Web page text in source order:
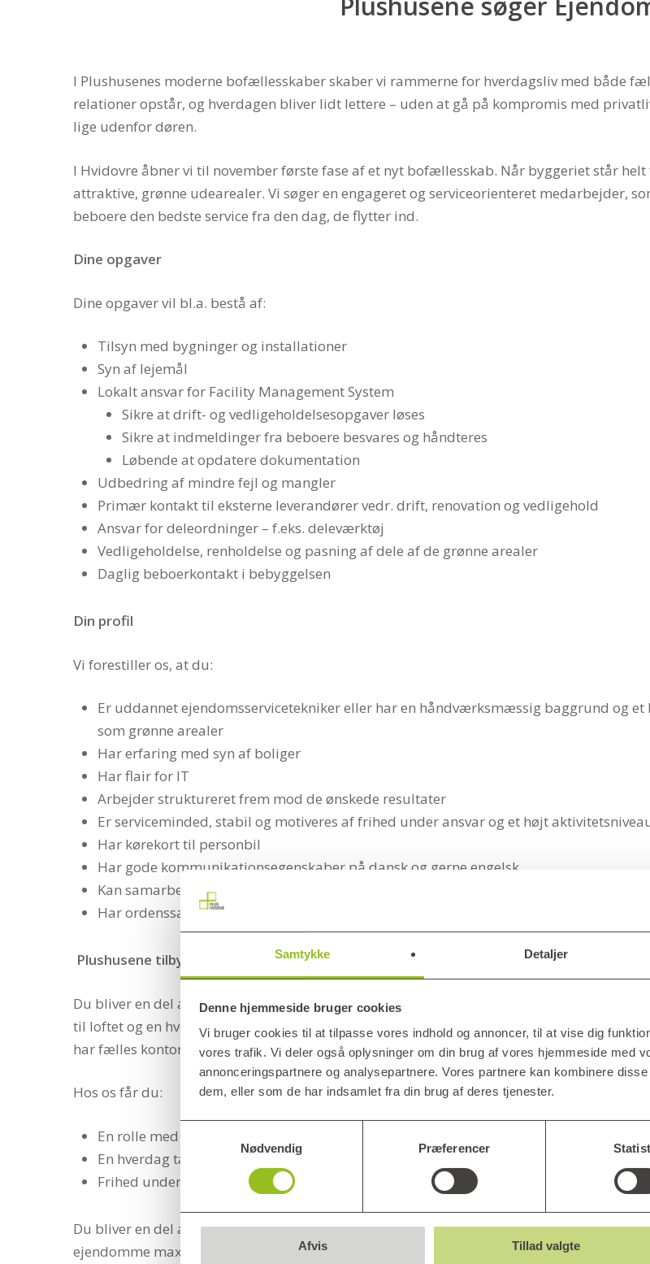
Samtykke Detaljer
Denne hjemmeside bruger cookies
Vi bruger cookies til at tilpasse vores indhold og annoncer, til at vise dig
vores trafik. Vi deler også oplysninger om din brug af vores hjemmeside med
annonceringspartnere og analysepartnere. Vores partnere kan kombinere
dem, eller som de har indsamlet fra din brug af deres tjenester.
Nødvendig
Præferencer
Afvis Tillad valgte
I Plushusenes moderne bofællesskaber skaber vi rammerne for hverdagsliv med både
relationer opstår, og hverdagen bliver lidt lettere – uden at gå på kompromis med
lige udenfor døren.
I Hvidovre åbner vi til november første fase af et nyt bofællesskab. Når byggeriet står
attraktive, grønne udearealer. Vi søger en engageret og serviceorienteret medarbejder,
beboere den bedste service fra den dag, de flytter ind.
Dine opgaver
Dine opgaver vil bl.a. bestå af:
Tilsyn med bygninger og installationer
Syn af lejemål
Lokalt ansvar for Facility Management System
Sikre at drift- og vedligeholdelsesopgaver løses
Sikre at indmeldinger fra beboere besvares og håndteres
Løbende at opdatere dokumentation
Udbedring af mindre fejl og mangler
Primær kontakt til eksterne leverandører vedr. drift, renovation og vedligehold
Ansvar for deleordninger – f.eks. deleværktøj
Vedligeholdelse, renholdelse og pasning af dele af de grønne arealer
Daglig beboerkontakt i bebyggelsen
Din profil
Vi forestiller os, at du:
Er uddannet ejendomsservicetekniker eller har en håndværksmæssig baggrund og
som grønne arealer
Har erfaring med syn af boliger
Har flair for IT
Arbejder struktureret frem mod de ønskede resultater
Er serviceminded, stabil og motiveres af frihed under ansvar og et højt
Har kørekort til personbil
Har gode kommunikationsegenskaber på dansk og gerne engelsk
Kan samarbejde med alle typer af mennesker
Har ordenssans og øje for de små detaljer
Plushusene tilbyder
Du bliver en del af et ambitiøst og engageret team, der arbejder med et af Danmarks
til loftet og en hverdag, hvor vi hjælper hinanden og løfter i flok. I Hvidovre bliver du
har fælles kontor i det ene af fælleshusene.
Hos os får du:
En rolle med stor betydning for driften og vores beboeres livskvalitet
En hverdag tæt på både mennesker og forretning
Frihed under ansvar i en organisation med korte beslutningsveje
Du bliver en del af vores ejendomsmesterteam, der hjælper hinanden på tværs af vores
ejendomme max. 1-2 dage om ugen.